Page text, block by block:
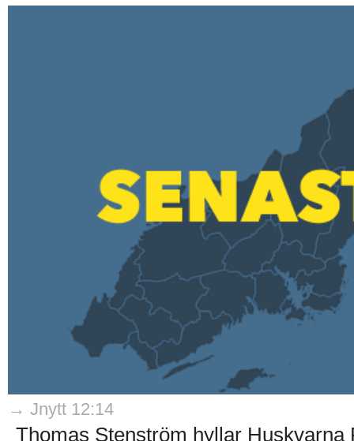
→ Jnytt 12:14
Thomas Stenström hyllar